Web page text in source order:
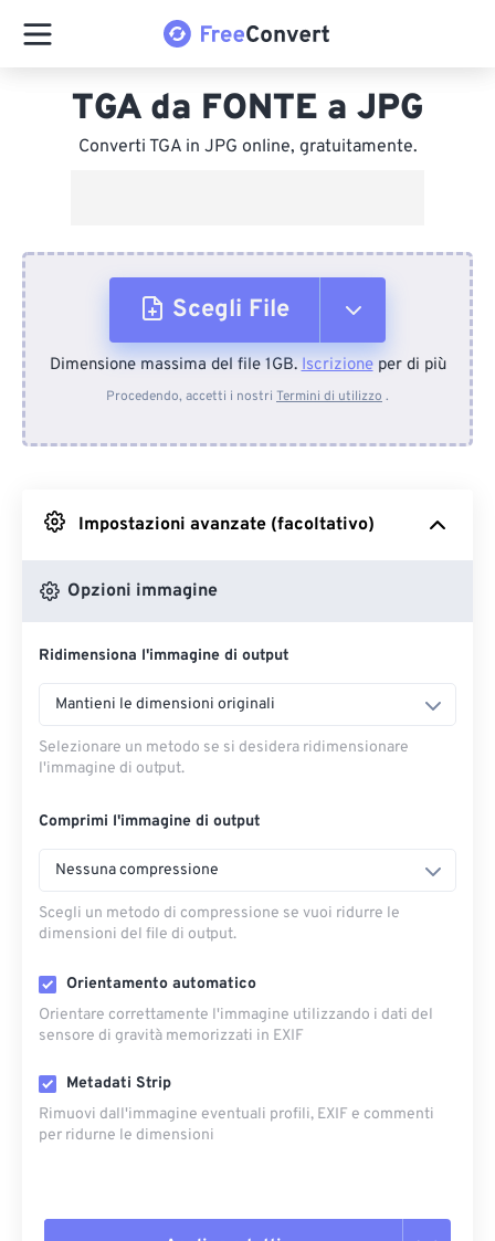
TGA da FONTE a JPG
Converti TGA in JPG online, gratuitamente.
Scegli File
Dal dispositivo
Da Google Drive
Dimensione massima del file 1GB.Iscrizioneper di più
Procedendo, accetti i nostri Termini di utilizzo .
Impostazioni avanzate (facoltativo)
Opzioni immagine
Ridimensiona l'immagine di output
Mantieni le dimensioni originali
Selezionare un metodo se si desidera ridimensionare
l'immagine di output.
Comprimi l'immagine di output
Nessuna compressione
Scegli un metodo di compressione se vuoi ridurre le
dimensioni del file di output.
Orientamento automatico
Orientare correttamente l'immagine utilizzando i dati del
sensore di gravità memorizzati in EXIF
Metadati Strip
Rimuovi dall'immagine eventuali profili, EXIF ​​e commenti
per ridurne le dimensioni